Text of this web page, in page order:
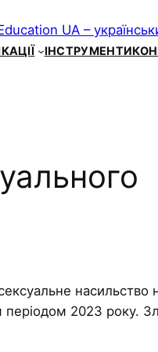
ІНСТРУМЕНТИ
насильство
періодом 2023 року.